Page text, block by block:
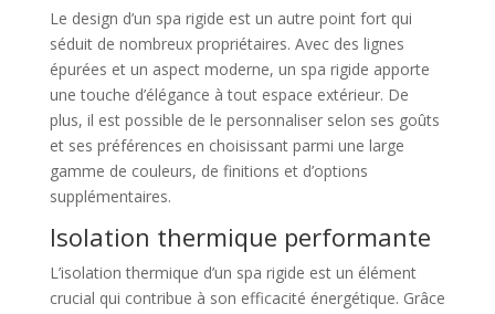
Le design d’un spa rigide est un autre point fort qui
séduit de nombreux propriétaires. Avec des lignes
épurées et un aspect moderne, un spa rigide apporte
une touche d’élégance à tout espace extérieur. De
plus, il est possible de le personnaliser selon ses goûts
et ses préférences en choisissant parmi une large
gamme de couleurs, de finitions et d’options
supplémentaires.
Isolation thermique performante
L’isolation thermique d’un spa rigide est un élément
crucial qui contribue à son efficacité énergétique. Grâce